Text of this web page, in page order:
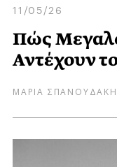
11/05/26
Πώς
Αντέχουν
ΜΑΡΙΑ ΣΠΑΝΟΥΔΑΚΗ